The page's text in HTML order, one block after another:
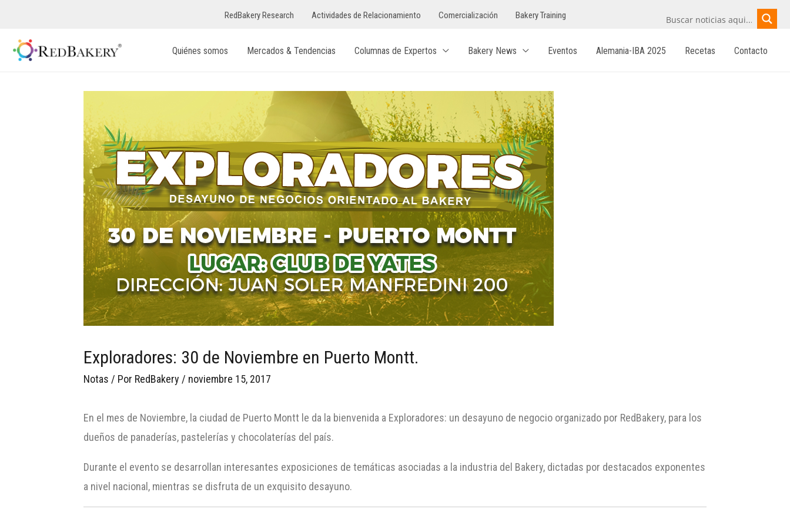
RedBakery Research Actividades de Relacionamiento Comercialización Bakery Training
Quiénes somos Mercados & Tendencias Columnas de Expertos Bakery News Eventos Alemania-IBA 2025 Recetas Contacto
Exploradores: 30 de Noviembre en Puerto Montt.
Notas / Por RedBakery / noviembre 15, 2017
En el mes de Noviembre, la ciudad de Puerto Montt le da la bienvenida a Exploradores: un desayuno de negocio organizado por RedBakery, para los
dueños de panaderías, pastelerías y chocolaterías del país.
Durante el evento se desarrollan interesantes exposiciones de temáticas asociadas a la industria del Bakery, dictadas por destacados exponentes
a nivel nacional, mientras se disfruta de un exquisito desayuno.